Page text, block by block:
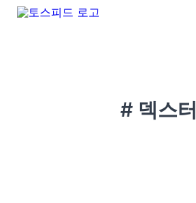
# 덱스터